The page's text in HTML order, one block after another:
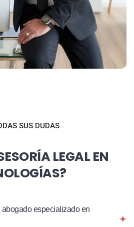
SUS DUDAS
LEGAL EN
especializado en